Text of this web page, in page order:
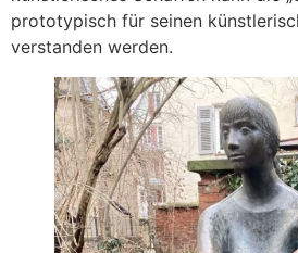
prototypisch für seinen
verstanden werden.